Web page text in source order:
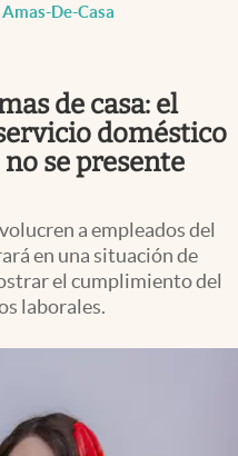
Amas-De-Casa
de casa: el
doméstico
se presente
a empleados del
en una situación de
el cumplimiento del
laborales.